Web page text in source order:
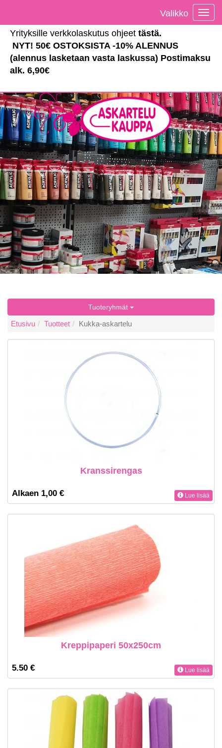
Yrityksille verkkolaskutus ohjeet tästä.
NYT! 50€ OSTOKSISTA -10% ALENNUS
(alennus lasketaan vasta laskussa) Postimaksu
alk. 6,90€
Valikko
Tuoteryhmät
Etusivu Tuotteet Kukka-askartelu
Kranssirengas
Alkaen 1,00 € Lue lisää
Kreppipaperi 50x250cm
5.50 € Lue lisää